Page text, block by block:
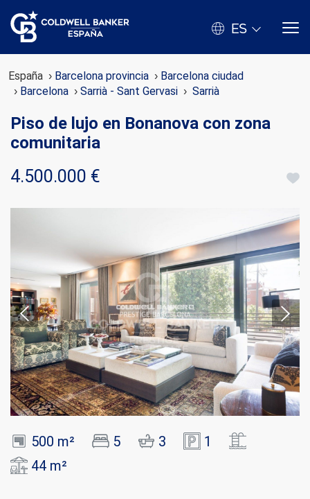
ES
España Barcelona provincia
Barcelona ciudad
Barcelona
Sarrià - Sant Gervasi Sarrià
Piso de lujo en Bonanova con zona
comunitaria
4.500.000 €
500 m² 5 3
1
44 m²